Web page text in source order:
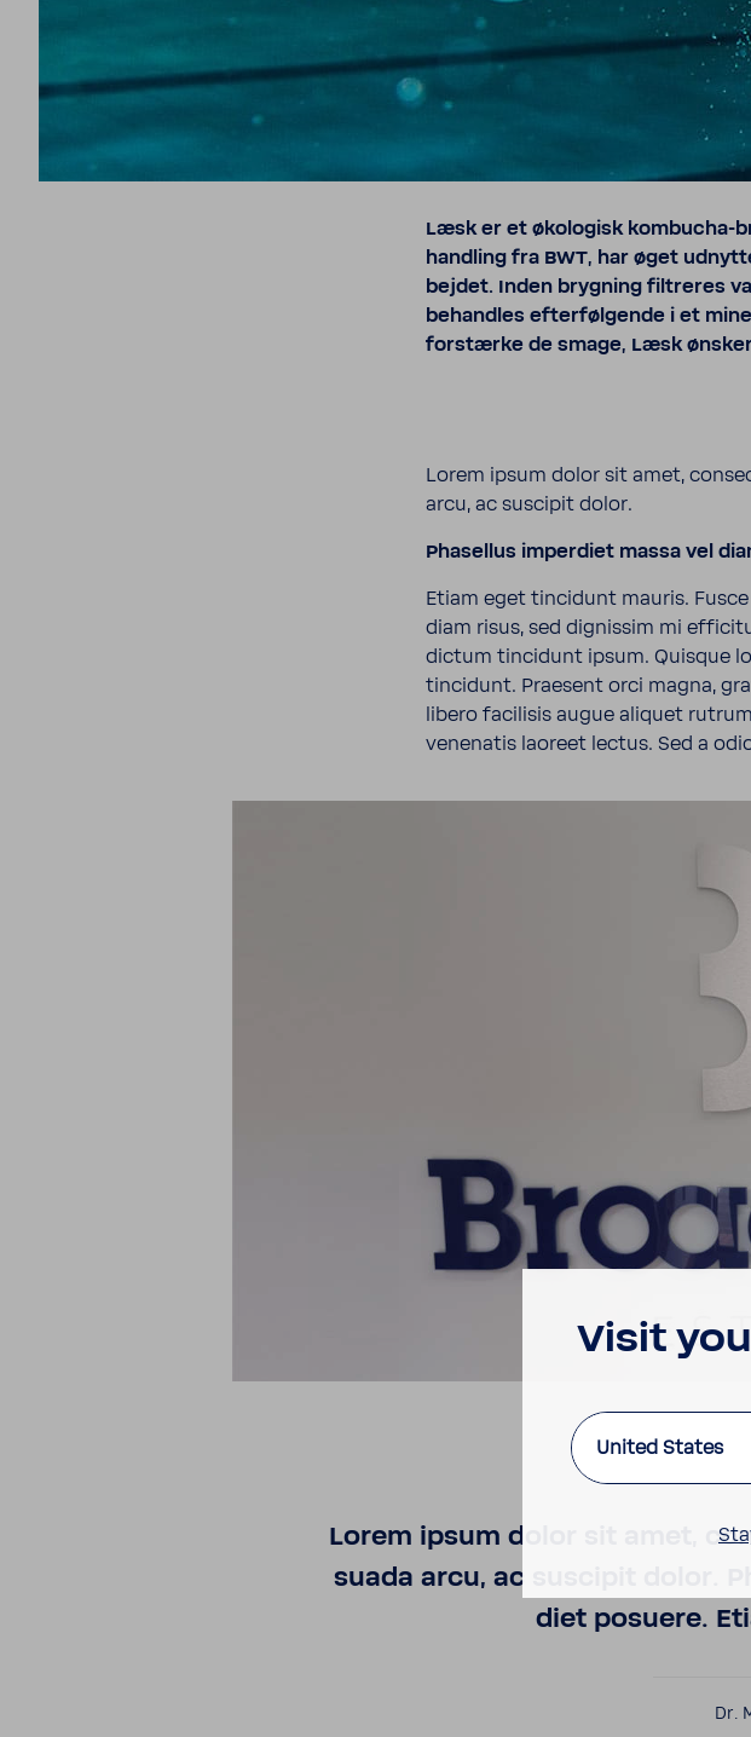
Læsk er et økolo­gisk kombucha-​
hand­ling fra BWT, har øget
bejdet. Inden bryg­ning filtreres
behandles efterfølgende i et
forstærke de smage, Læsk
Lorem ipsum dolor sit amet,
arcu, ac suscipit dolor.
Phasellus imper­diet massa vel
Etiam eget tincidunt mauris.
diam risus, sed dignissim mi
dictum tincidunt ipsum. Quisque
tincidunt. Prae­sent orci magna,
libero faci­lisis augue aliquet
vene­natis laoreet lectus. Sed a
Lorem ipsum dolor sit amet,
suada arcu, ac suscipit dolor.
diet posuere.
Dr.
Visit
United States